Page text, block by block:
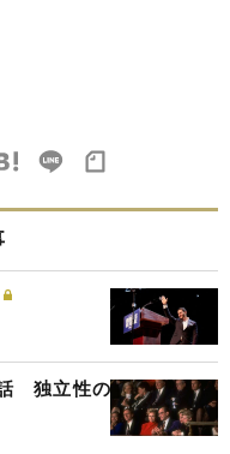
独立性の